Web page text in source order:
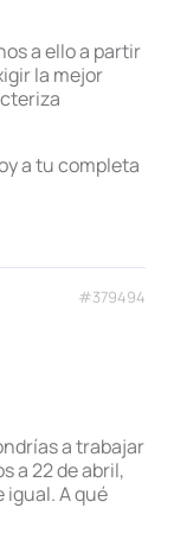
a ello a partir
la mejor
a tu completa
#379494
a trabajar
a 22 de abril,
igual. A qué